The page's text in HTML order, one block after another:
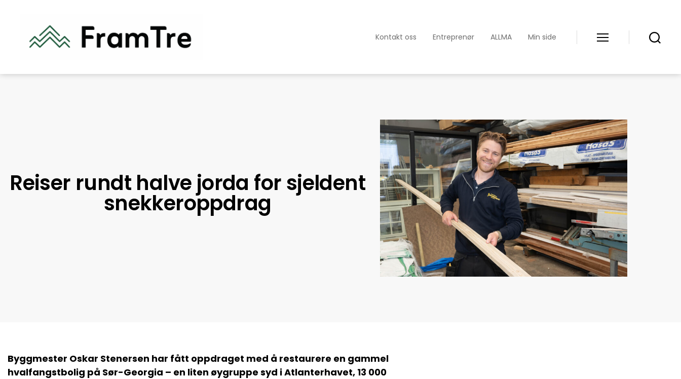
Kontakt oss Entreprenør ALLMA Min side
Reiser rundt halve jorda for sjeldent
snekkeroppdrag
Byggmester Oskar Stenersen har fått oppdraget med å restaurere en gammel
hvalfangstbolig på Sør-Georgia – en liten øygruppe syd i Atlanterhavet, 13 000